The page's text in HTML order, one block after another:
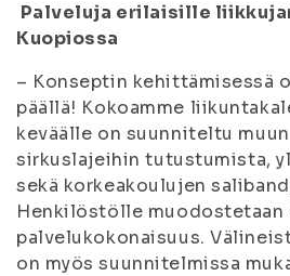
Palveluja erilaisille
Kuopiossa
– Konseptin kehittämisessä
päällä! Kokoamme
keväälle on suunniteltu muun
sirkuslajeihin tutustumista,
sekä korkeakoulujen
Henkilöstölle muodostetaan
palvelukokonaisuus.
on myös suunnitelmissa